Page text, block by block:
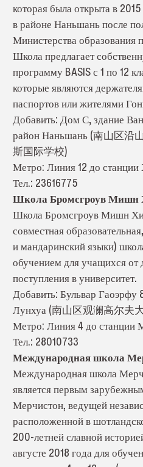
которая была открыта в
в районе Наньшань после
Министерства образования
Школа предлагает
программу BASIS с 1 по 12
которые являются
паспортов или жителями
Добавить: Дом С, здание
район Наньшань (南山区沿
斯国际学校)
Метро: Линия 12 до
Тел.: 23616775
Школа Бромсгроув Мишн
Школа Бромсгроув Мишн
совместная
и мандаринский языки)
обучением для учащихся от
поступления в университет.
Добавить: Бульвар Гаоэрфу
Лунхуа (南山区观澜高尔夫
Метро: Линия 4 до
Тел.: 28010733
Международная школа
Международная школа
является первым
Мерчистон, ведущей
расположенной в
200-летней славной
августе 2018 года для